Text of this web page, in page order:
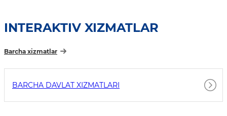
INTERAKTIV XIZMATLAR
Barcha xizmatlar
BARCHA DAVLAT XIZMATLARI